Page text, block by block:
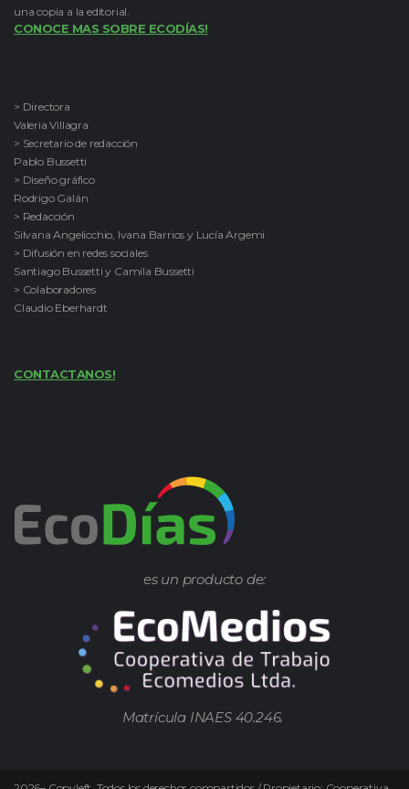
una copia a la editorial.
CONOCE MAS SOBRE ECODÍAS!
> Directora
Valeria Villagra
> Secretario de redacción
Pablo Bussetti
> Diseño gráfico
Rodrigo Galán
> Redacción
Silvana Angelicchio, Ivana Barrios y Lucía Argemi
> Difusión en redes sociales
Santiago Bussetti y Camila Bussetti
> Colaboradores
Claudio Eberhardt
CONTACTANOS!
es un producto de:
Matrícula INAES 40.246.